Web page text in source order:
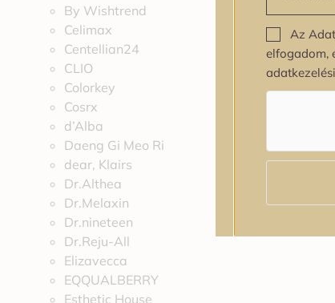
By Wishtrend
Celimax
Centellian24
CLIO
Colorkey
Cosrx
d’Alba
Daeng Gi Meo Ri
dear, Klairs
Dr.Althea
Dr.Melaxin
Dr.nineteen
Dr.Reju-All
Elizavecca
EQQUALBERRY
Esthetic House
Az
elfogadom,